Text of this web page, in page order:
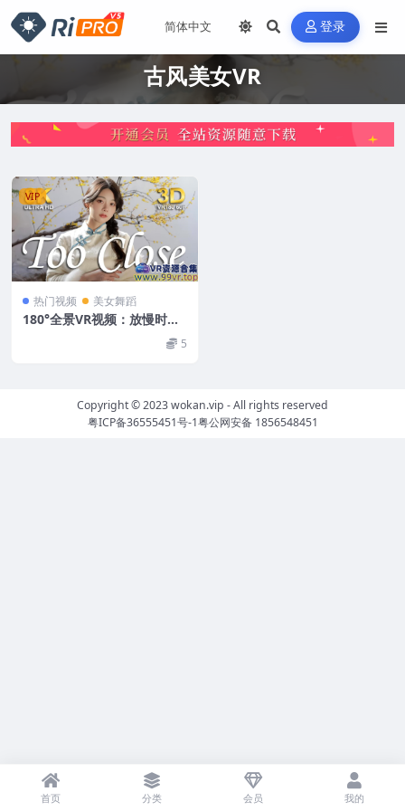
登录
古风美女VR
VIP
热门视频 美女舞蹈
180°全景VR视频：放慢时
光：苏州5分钟沉浸式冬日梅
香世界VR汉服国风文化 超清 5
Copyright © 2023wokan.vip - All rights reserved
粤ICP备36555451号-1粤公网安备 1856548451
首页 分类 会员 我的